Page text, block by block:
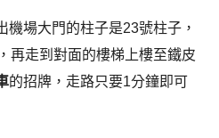
機場大門的柱子是23號柱子，
再走到對面的樓梯上樓至鐵皮
的招牌，走路只要1分鐘即可